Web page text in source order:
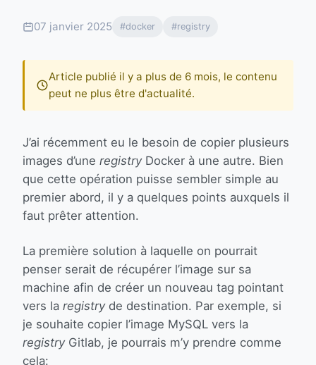
07 janvier 2025 #docker #registry
Article publié il y a plus de 6 mois, le contenu
peut ne plus être d'actualité.
J’ai récemment eu le besoin de copier plusieurs
images d’une registryDocker à une autre. Bien
que cette opération puisse sembler simple au
premier abord, il y a quelques points auxquels il
faut prêter attention.
La première solution à laquelle on pourrait
penser serait de récupérer l’image sur sa
machine afin de créer un nouveau tag pointant
vers la registryde destination. Par exemple, si
je souhaite copier l’image MySQL vers la
registryGitlab, je pourrais m’y prendre comme
cela: